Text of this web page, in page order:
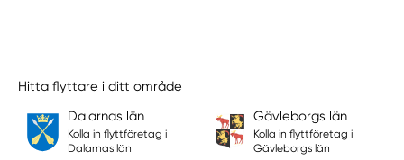
Hitta flyttare i ditt område
Dalarnas län
Kolla in flyttföretag i
Dalarnas län
Gävleborgs län
Kolla in flyttföretag i
Gävleborgs län